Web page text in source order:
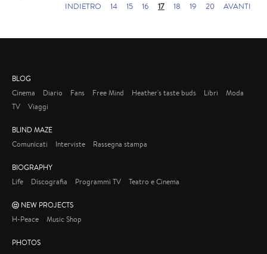
INDIETRO
14 15 16 17 18 19 20 AVANTI
BLOG
Cinema
Diario Fans Free Mind Heather's taste buds Libri
Moda
TV
Viaggi
BLIND MAZE
Comunicati
Interviste Rassegna stampa
BIOGRAPHY
Life
Discografia Programmi TV Teatro e Cinema
NEW PROJECTS
H-Peace
Music Shop
PHOTOS